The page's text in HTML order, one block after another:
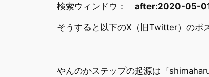
検索ウィンドウ： after:2020-05-
そうすると以下のX（旧Twitter）のポ
やんのかステップの起源は『